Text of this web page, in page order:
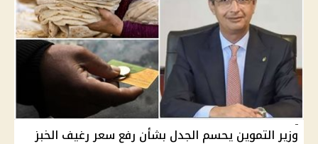
وزير التموين يحسم الجدل بشأن رفع سعر رغيف الخبز